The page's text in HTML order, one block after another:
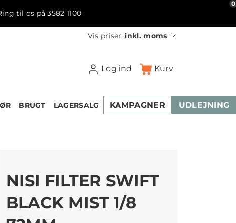
til os på 3582 1100
Vis priser:inkl. moms
Log ind Kurv
0
BRUGT LAGERSALG KAMPAGNER UDLEJNING
NISI FILTER SWIFT
BLACK MIST 1/8